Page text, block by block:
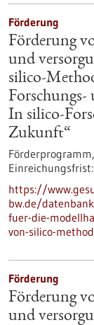
Förderung
Förderung
und
silico-
Forschungs-
In silico-
Zukunft“
Förderprogramm,
Einreichungsfrist:
https://
bw.de/
fuer-die-
von-silico-
Förderung
Förderung
und